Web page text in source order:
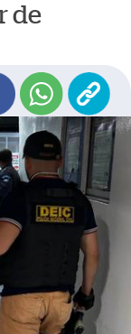
de